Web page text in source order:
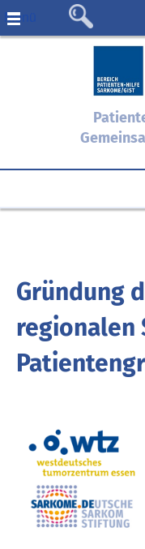
Menü
Gründung
regionalen